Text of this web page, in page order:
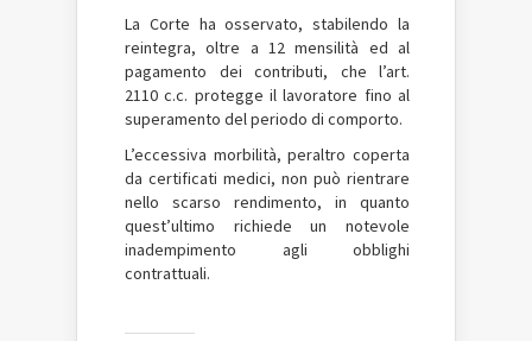
La Corte ha osservato, stabilendo la
reintegra, oltre a 12 mensilità ed al
pagamento dei contributi, che l’art.
2110 c.c. protegge il lavoratore fino al
superamento del periodo di comporto.
L’eccessiva morbilità, peraltro coperta
da certificati medici, non può rientrare
nello scarso rendimento, in quanto
quest’ultimo richiede un notevole
inadempimento agli obblighi
contrattuali.